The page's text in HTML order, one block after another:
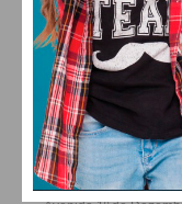
FARMACIAS
FERREIRA